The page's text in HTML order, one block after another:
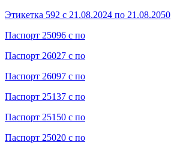
Этикетка 592 с 21.08.2024 по 21.08.2050
Паспорт 25096 с по
Паспорт 26027 с по
Паспорт 26097 с по
Паспорт 25137 с по
Паспорт 25150 с по
Паспорт 25020 с по